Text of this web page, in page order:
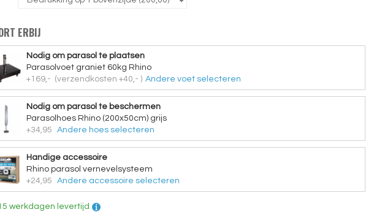
ERBIJ
Nodig om parasol te plaatsen
Parasolvoet graniet 60kg Rhino
+169,- (verzendkosten +40,- ) Andere voet selecteren
Nodig om parasol te beschermen
Parasolhoes Rhino (200x50cm) grijs
+34,95
Andere hoes selecteren
Handige accessoire
Rhino parasol vernevelsysteem
+24,95
Andere accessoire selecteren
werkdagen levertijd